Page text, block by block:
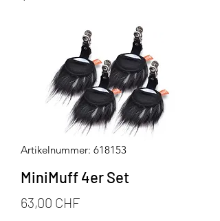
Artikelnummer: 618153
MiniMuff 4er Set
63,00 CHFPreis